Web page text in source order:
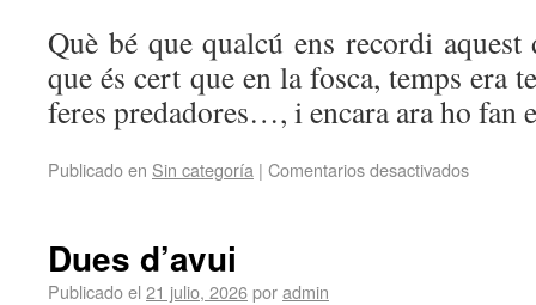
Què bé que qualcú ens recordi
que és cert que en la fosca, temps era
feres predadores…, i encara ara ho fan
Publicado en Sin categoría | Comentarios desactivados
Dues d’avui
Publicado el 21 julio, 2026poradmin